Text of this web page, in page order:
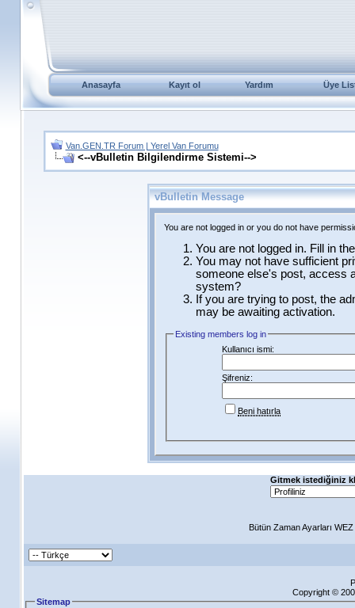
Anasayfa Kayıt ol Yardım Üye
Van.GEN.TR Forum | Yerel Van Forumu
<--vBulletin Bilgilendirme Sistemi-->
vBulletin Message
You are not logged in or you do not have
You are not logged in. Fill in
You may not have sufficient
someone else's post, access
system?
If you are trying to post, the
may be awaiting activation.
Existing members log in
Kullanıcı ismi:
Şifreniz:
Beni hatırla
Gitmek istediğiniz
Bütün Zaman Ayarları
Copyright ©
Sitemap